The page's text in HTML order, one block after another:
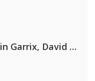
AFROJACK, Martin Garrix, David Guetta & Amél